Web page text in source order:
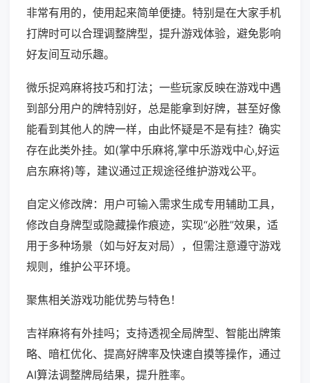
非常有用的，使用起来简单便捷。特别是在大家手机
打牌时可以合理调整牌型，提升游戏体验，避免影响
好友间互动乐趣。
微乐捉鸡麻将技巧和打法；一些玩家反映在游戏中遇
到部分用户的牌特别好，总是能拿到好牌，甚至好像
能看到其他人的牌一样，由此怀疑是不是有挂？确实
存在此类外挂。如(掌中乐麻将,掌中乐游戏中心,好运
启东麻将)等，建议通过正规途径维护游戏公平。
自定义修改牌：用户可输入需求生成专用辅助工具，
修改自身牌型或隐藏操作痕迹，实现“必胜”效果，适
用于多种场景（如与好友对局），但需注意遵守游戏
规则，维护公平环境。
聚焦相关游戏功能优势与特色！
吉祥麻将有外挂吗；支持透视全局牌型、智能出牌策
略、暗杠优化、提高好牌率及快速自摸等操作，通过
AI算法调整牌局结果，提升胜率。